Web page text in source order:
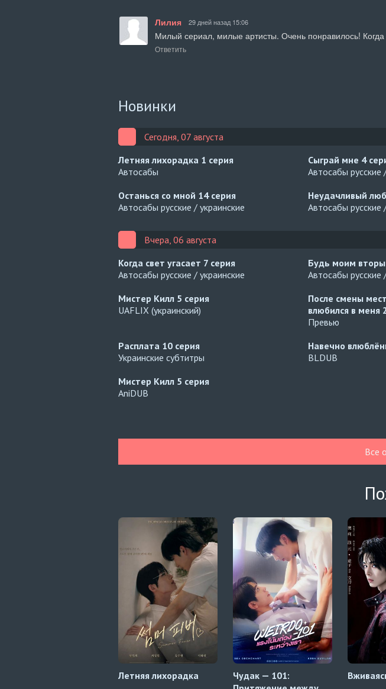
Лилия 29 дней назад 15:06
Милый сериал, милые артисты. Очень понравилось!
Ответить
Новинки
Сегодня, 07 августа
Летняя лихорадка 1 серия
Автосабы
Сыграй мне 4
Автосабы русские
Останься со мной 14 серия
Автосабы русские / украинские
Неудачливый
Автосабы русские
Вчера, 06 августа
Когда свет угасает 7 серия
Автосабы русские / украинские
Будь моим
Автосабы русские
Мистер Килл 5 серия
UAFLIX (украинский)
После смены
влюбился в меня
Превью
Расплата 10 серия
Украинские субтитры
Навечно
BLDUB
Мистер Килл 5 серия
AniDUB
Все
Летняя лихорадка
Чудак — 101: